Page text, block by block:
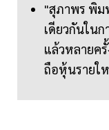
"สุภาพร พิม
เดียวกันใน
แล้วหลายค
ถือหุ้นรายใ